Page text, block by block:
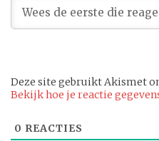
Deze site gebruikt Akismet
Bekijk hoe je reactie
0 REACTIES